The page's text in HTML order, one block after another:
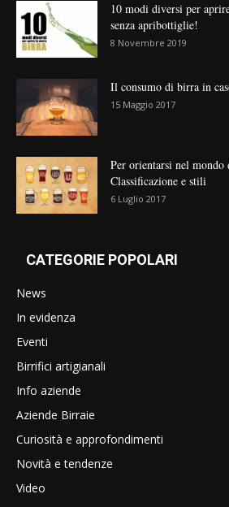
10 modi diversi per
senza apribottiglie!
8 Novembre 2019
Il consumo di birra in
15 Maggio 2017
Per orientarsi nel
Classificazione e stili
6 Luglio 2017
CATEGORIE POPOLARI
News
In evidenza
Eventi
Birrifici artigianali
Info aziende
Aziende Birraie
Curiosità e approfondimenti
Novità e tendenze
Video